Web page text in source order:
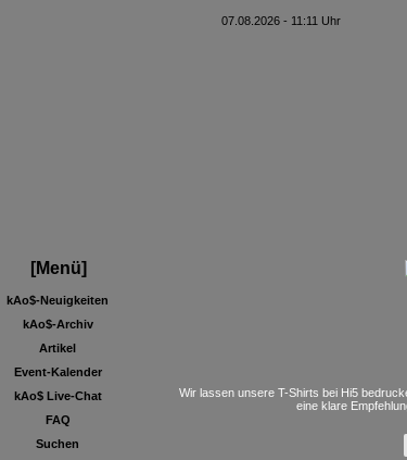
07.08.2026 - 11:11 Uhr
[Menü]
kAo$-Neuigkeiten
kAo$-Archiv
Artikel
Event-Kalender
kAo$ Live-Chat
FAQ
Suchen
Wir lassen unsere T-Shirts bei Hi5
eine klare